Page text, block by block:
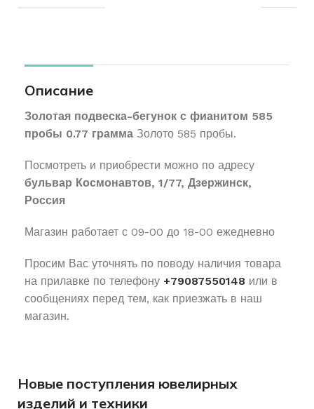
Описание
Золотая подвеска-бегунок с фианитом 585
пробы 0.77 грамма Золото 585 пробы.
Посмотреть и приобрести можно по адресу
бульвар Космонавтов, 1/77, Дзержинск,
Россия
Магазин работает с 09-00 до 18-00 ежедневно
Просим Вас уточнять по поводу наличия товара
на прилавке по телефону +79087550148 или в
сообщениях перед тем, как приезжать в наш
магазин.
Новые поступления ювелирных
изделий и техники